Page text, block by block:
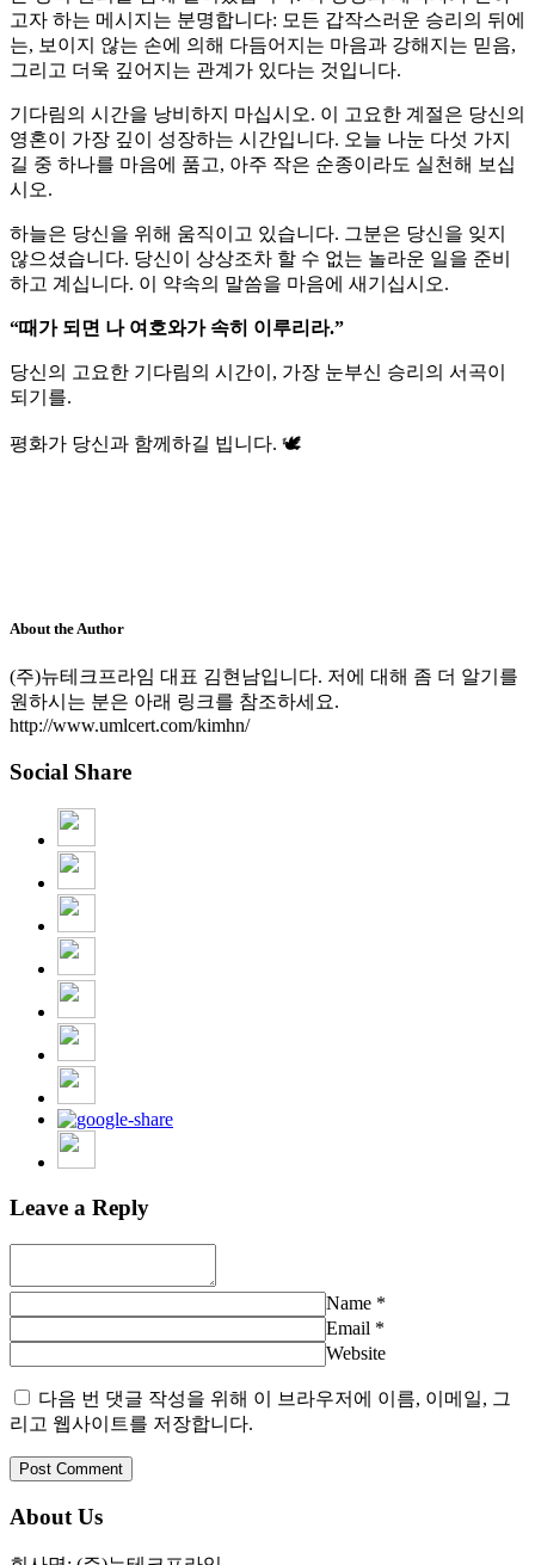
고자 하는 메시지는 분명합니다: 모든 갑작스러운 승리의 뒤에
는, 보이지 않는 손에 의해 다듬어지는 마음과 강해지는 믿음,
그리고 더욱 깊어지는 관계가 있다는 것입니다.
기다림의 시간을 낭비하지 마십시오. 이 고요한 계절은 당신의
영혼이 가장 깊이 성장하는 시간입니다. 오늘 나눈 다섯 가지
길 중 하나를 마음에 품고, 아주 작은 순종이라도 실천해 보십
시오.
하늘은 당신을 위해 움직이고 있습니다. 그분은 당신을 잊지
않으셨습니다. 당신이 상상조차 할 수 없는 놀라운 일을 준비
하고 계십니다. 이 약속의 말씀을 마음에 새기십시오.
“때가 되면 나 여호와가 속히 이루리라.”
당신의 고요한 기다림의 시간이, 가장 눈부신 승리의 서곡이
되기를.
평화가 당신과 함께하길 빕니다. 🕊️
About the Author
(주)뉴테크프라임 대표 김현남입니다. 저에 대해 좀 더 알기를
원하시는 분은 아래 링크를 참조하세요.
http://www.umlcert.com/kimhn/
Social Share
Leave a Reply
Name *
Email *
Website
다음 번 댓글 작성을 위해 이 브라우저에 이름, 이메일, 그
리고 웹사이트를 저장합니다.
About Us